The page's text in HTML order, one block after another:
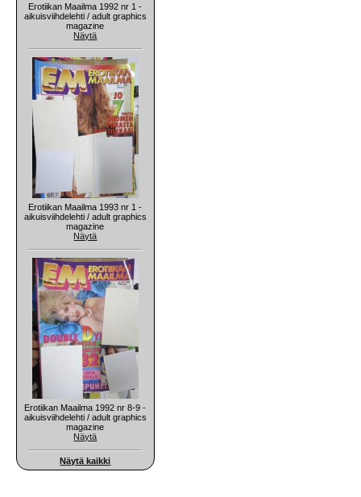
Erotiikan Maailma 1992 nr 1 -
aikuisviihdelehti / adult graphics
magazine
Näytä
Erotiikan Maailma 1993 nr 1 -
aikuisviihdelehti / adult graphics
magazine
Näytä
Erotiikan Maailma 1992 nr 8-9 -
aikuisviihdelehti / adult graphics
magazine
Näytä
Näytä kaikki